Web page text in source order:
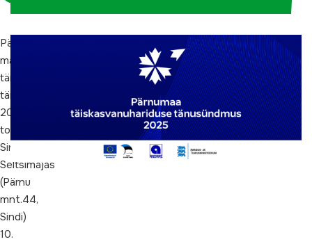
Pärnu
maakonna
täiskasvanuhariduse
tänusündmus
2025
toimub
Sindi
Seltsimajas
(Pärnu
mnt.44,
Sindi)
10.